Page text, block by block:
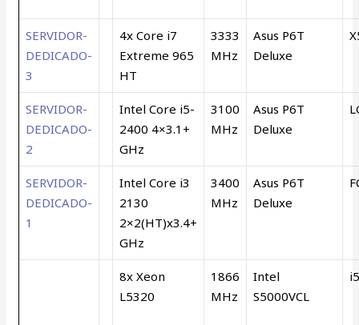
SERVIDOR-
DEDICADO-
3
4x Core i7
Extreme 965
HT
3333
MHz
Asus P6T
Deluxe
SERVIDOR-
DEDICADO-
2
Intel Core i5-
2400 4×3.1+
GHz
3100
MHz
Asus P6T
Deluxe
SERVIDOR-
DEDICADO-
1
Intel Core i3
2130
2×2(HT)x3.4+
GHz
3400
MHz
Asus P6T
Deluxe
8x Xeon
L5320
1866
MHz
Intel
S5000VCL